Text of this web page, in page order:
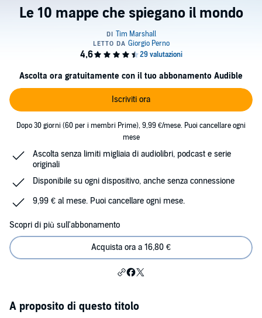
Le 10 mappe che spiegano il mondo
Ascolta ora gratuitamente con il tuo abbonamento Audible
Iscriviti ora
Dopo 30 giorni (60 per i membri Prime), 9,99 €/mese. Puoi cancellare ogni
mese
Ascolta senza limiti migliaia di audiolibri, podcast e serie
originali
Disponibile su ogni dispositivo, anche senza connessione
9,99 € al mese. Puoi cancellare ogni mese.
Scopri di più sull'abbonamento
Acquista ora a 16,80 €
A proposito di questo titolo